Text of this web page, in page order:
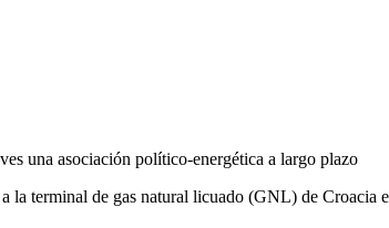
una asociación político-energética a largo plazo
la terminal de gas natural licuado (GNL) de Croacia